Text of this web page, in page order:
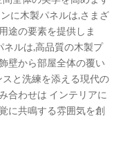
に木製パネルは,さまざ
途の要素を提供しま
ネルは,高品質の木製プ
壁から部屋全体の覆い
と洗練を添える現代の
合わせは インテリアに
に共鳴する雰囲気を創